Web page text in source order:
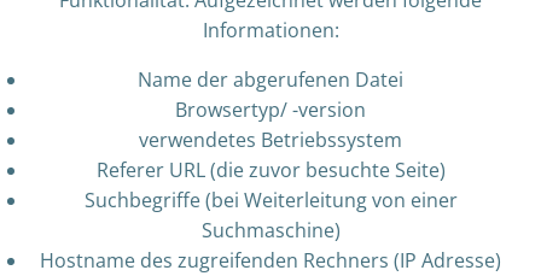
Informationen:
Name der abgerufenen Datei
Browsertyp/ -version
verwendetes Betriebssystem
Referer URL (die zuvor besuchte Seite)
Suchbegriffe (bei Weiterleitung von einer
Suchmaschine)
Hostname des zugreifenden Rechners (IP Adresse)